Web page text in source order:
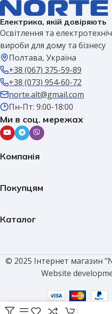
Електрика, якій довіряють
Освітлення та
вироби для дому та бізнесу
Полтава, Україна
+38 (067) 375-59-89
+38 (073) 954-60-72
norte.alt@gmail.com
Пн-Пт: 9:00-18:00
Ми в соц. мережах
Компанія
Покупцям
Каталог
© 2025 Інтернет магазин
Website